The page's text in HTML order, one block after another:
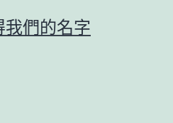
我們的名字